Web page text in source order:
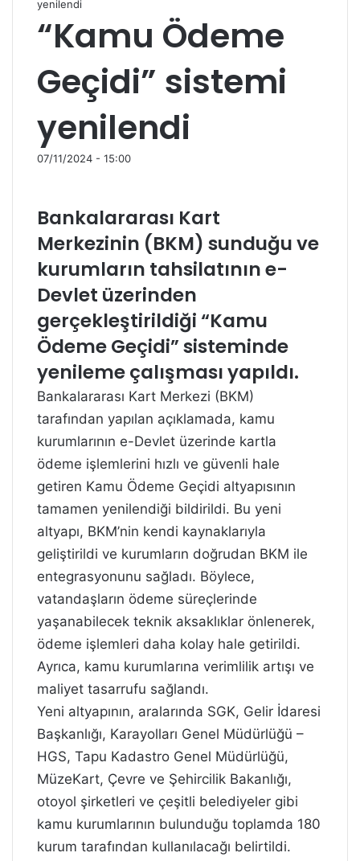
yenilendi
“Kamu Ödeme
Geçidi” sistemi
yenilendi
07/11/2024 - 15:00
Bankalararası Kart
Merkezinin (BKM) sunduğu ve
kurumların tahsilatının e-
Devlet üzerinden
gerçekleştirildiği “Kamu
Ödeme Geçidi” sisteminde
yenileme çalışması yapıldı.
Bankalararası Kart Merkezi (BKM)
tarafından yapılan açıklamada, kamu
kurumlarının e-Devlet üzerinde kartla
ödeme işlemlerini hızlı ve güvenli hale
getiren Kamu Ödeme Geçidi altyapısının
tamamen yenilendiği bildirildi. Bu yeni
altyapı, BKM’nin kendi kaynaklarıyla
geliştirildi ve kurumların doğrudan BKM ile
entegrasyonunu sağladı. Böylece,
vatandaşların ödeme süreçlerinde
yaşanabilecek teknik aksaklıklar önlenerek,
ödeme işlemleri daha kolay hale getirildi.
Ayrıca, kamu kurumlarına verimlilik artışı ve
maliyet tasarrufu sağlandı.
Yeni altyapının, aralarında SGK, Gelir İdaresi
Başkanlığı, Karayolları Genel Müdürlüğü –
HGS, Tapu Kadastro Genel Müdürlüğü,
MüzeKart, Çevre ve Şehircilik Bakanlığı,
otoyol şirketleri ve çeşitli belediyeler gibi
kamu kurumlarının bulunduğu toplamda 180
kurum tarafından kullanılacağı belirtildi.